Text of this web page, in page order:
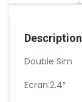
Description
Double Sim
Ecran:2.4″